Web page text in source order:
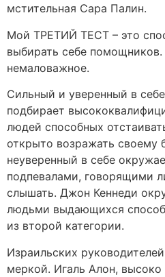
мстительная Сара Палин.
Мой ТРЕТИЙ ТЕСТ – это
выбирать себе
немаловажное.
Сильный и уверенный в
подбирает
людей способных
открыто возражать своему
неуверенный в себе
подпевалами, говорящими
слышать. Джон Кеннеди
людьми выдающихся
из второй категории.
Израильских
меркой. Игаль Алон,